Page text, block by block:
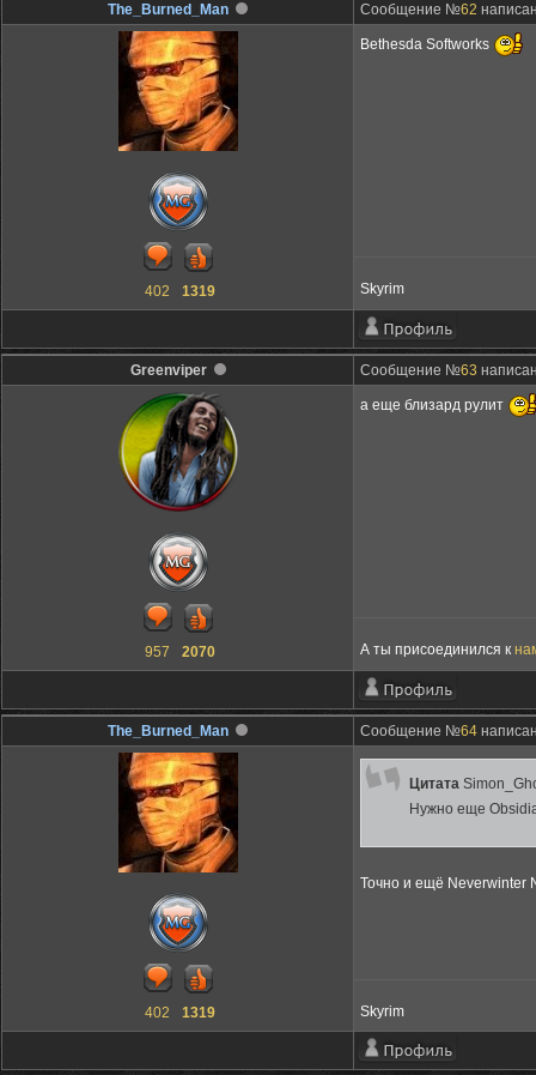
The_Burned_Man Сообщение №62
402 1319
Bethesda Softworks
Skyrim
Greenviper Сообщение №63
957 2070
а еще близард рулит
А ты присоединился к
The_Burned_Man Сообщение №64
402 1319
Цитата
Нужно еще
Точно и ещё Neverwinter
Skyrim